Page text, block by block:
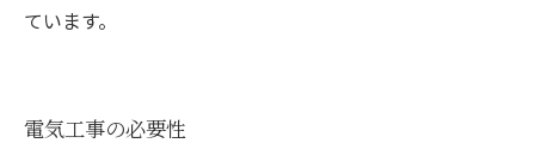
ています。
電気工事の必要性